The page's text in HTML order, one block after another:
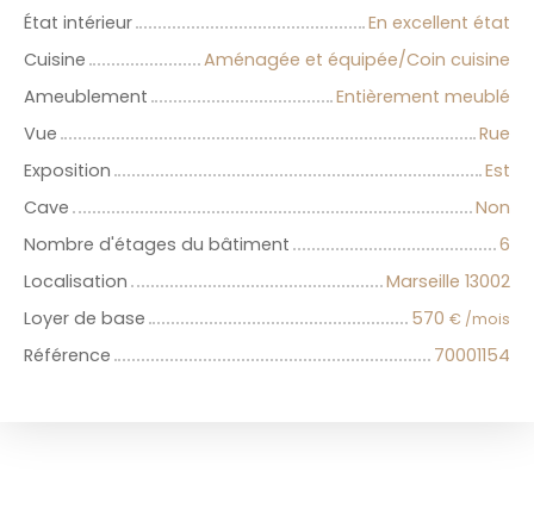
État intérieur
En excellent état
Cuisine
Aménagée et équipée/Coin cuisine
Ameublement
Entièrement meublé
Vue
Rue
Exposition
Est
Cave
Non
Nombre d'étages du bâtiment
6
Localisation
Marseille 13002
Loyer de base
570 € /mois
Référence 70001154